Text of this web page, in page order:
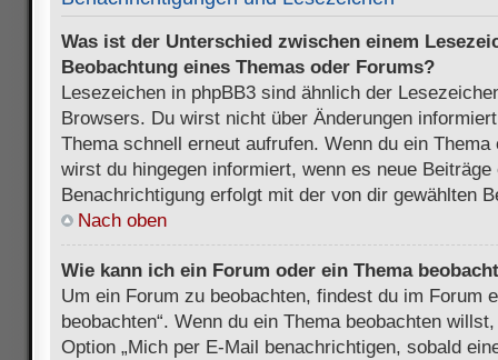
Was ist der Unterschied zwischen einem
Beobachtung eines Themas oder Forums?
Lesezeichen in phpBB3 sind ähnlich der
Browsers. Du wirst nicht über Änderungen
Thema schnell erneut aufrufen. Wenn du ein
wirst du hingegen informiert, wenn es neue
Benachrichtigung erfolgt mit der von dir gewählten
Nach oben
Wie kann ich ein Forum oder ein Thema
Um ein Forum zu beobachten, findest du im Forum
beobachten“. Wenn du ein Thema beobachten
Option „Mich per E-Mail benachrichtigen, sobald